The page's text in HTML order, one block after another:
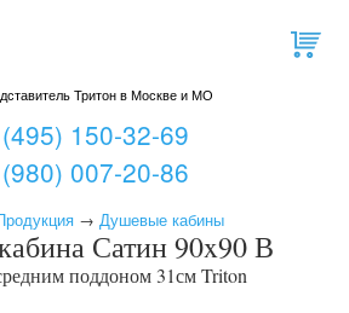
Тритон в Москве и МО
150-32-69
007-20-86
→ Душевые кабины
Сатин 90x90 В
поддоном 31смTriton